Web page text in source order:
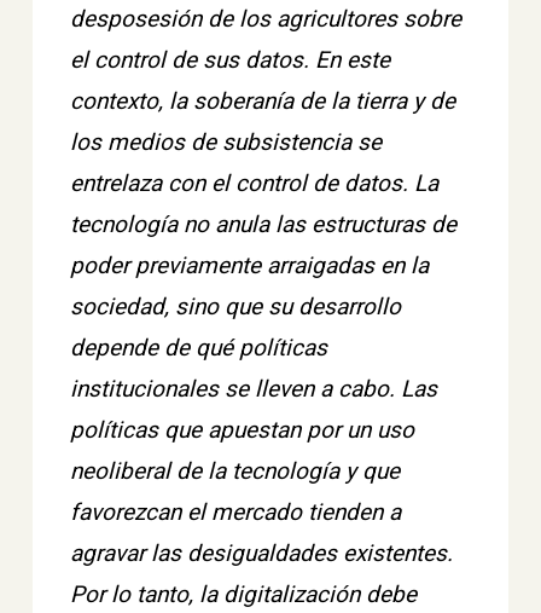
desposesión de los agricultores sobre
el control de sus datos. En este
contexto, la soberanía de la tierra y de
los medios de subsistencia se
entrelaza con el control de datos. La
tecnología no anula las estructuras de
poder previamente arraigadas en la
sociedad, sino que su desarrollo
depende de qué políticas
institucionales se lleven a cabo. Las
políticas que apuestan por un uso
neoliberal de la tecnología y que
favorezcan el mercado tienden a
agravar las desigualdades existentes.
Por lo tanto, la digitalización debe